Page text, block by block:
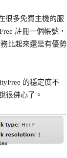
很多免費主機的服
註冊一個帳號，
比起來還是有優勢
的穩定度不
很佛心了。